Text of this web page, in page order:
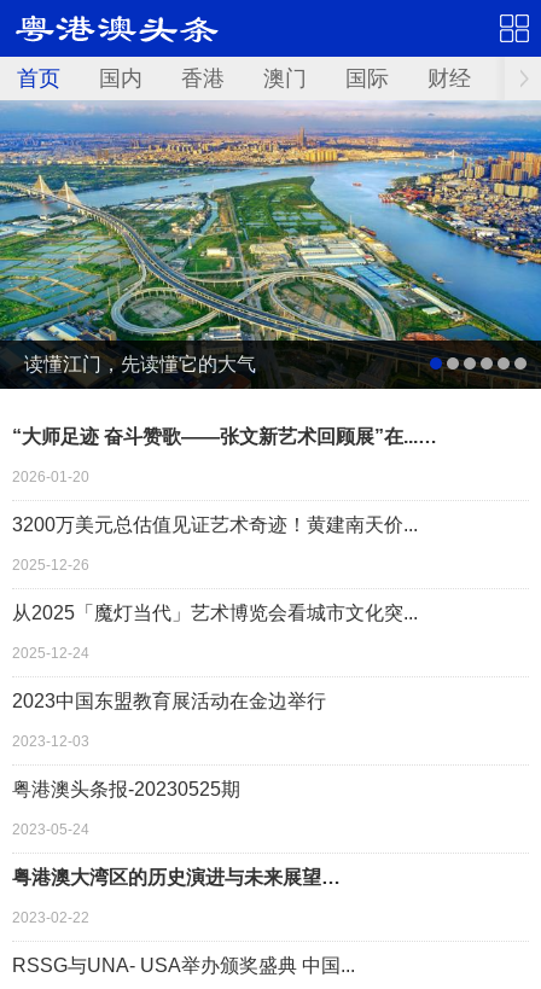
首页 国内 香港 澳门 国际 财经 资
读懂江门，先读懂它的大气
“大师足迹 奋斗赞歌——张文新艺术回顾展”在...…
2026-01-20
3200万美元总估值见证艺术奇迹！黄建南天价...
2025-12-26
从2025「魔灯当代」艺术博览会看城市文化突...
2025-12-24
2023中国东盟教育展活动在金边举行
2023-12-03
粤港澳头条报-20230525期
2023-05-24
粤港澳大湾区的历史演进与未来展望…
2023-02-22
RSSG与UNA- USA举办颁奖盛典 中国...